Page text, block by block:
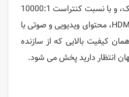
برای ارائه و تصاویر متحرک، و با نسبت کنتراست 10000:1
کمک می‌کند. با ورودی HDMI، محتوای ویدیویی و صوتی با
کیفیت بالایی که از سازنده
انتظار دارید پخش می شود.